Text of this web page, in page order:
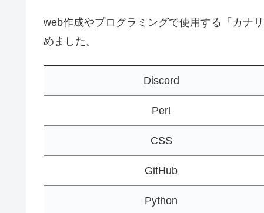
web作成やプログラミングで使用する「カナ
めました。
Discord
Perl
CSS
GitHub
Python